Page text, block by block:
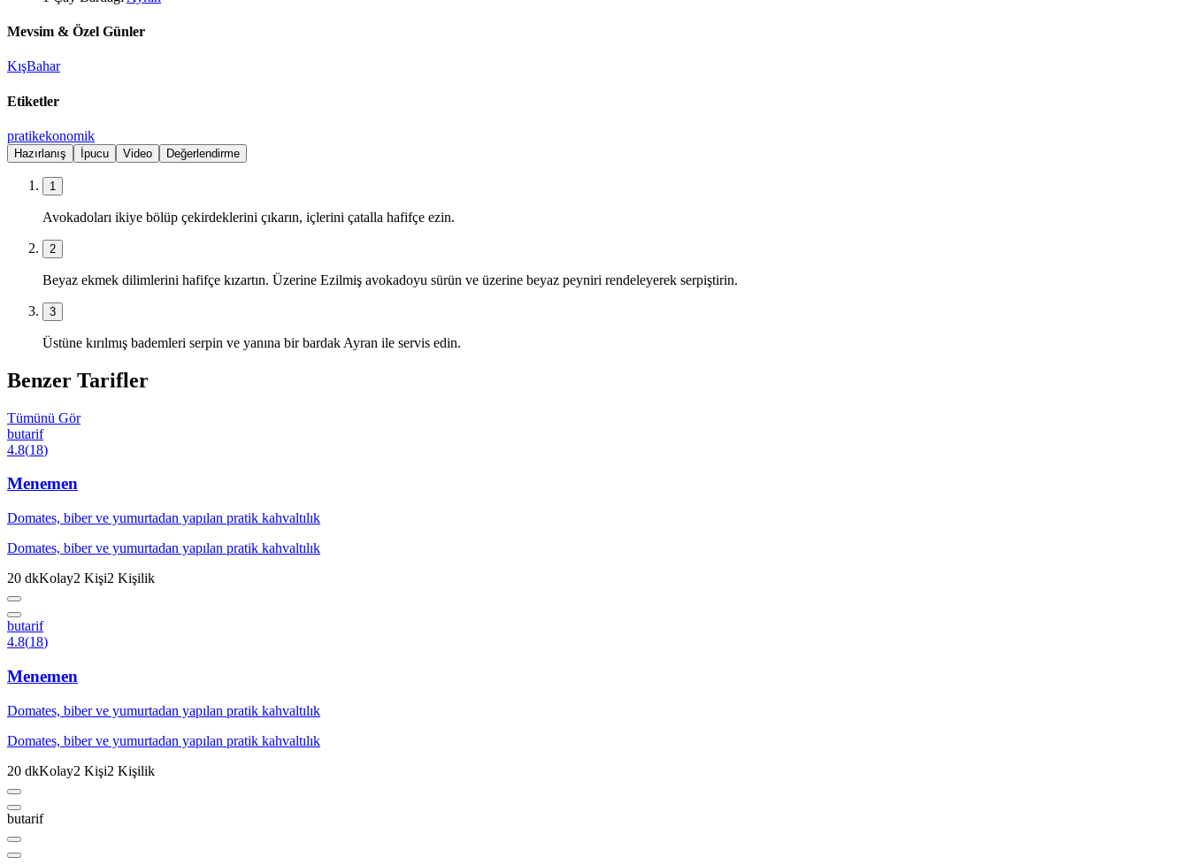
Mevsim & Özel Günler
KışBahar
Etiketler
pratikekonomik
Hazırlanış İpucu Video Değerlendirme
1
Avokadoları ikiye bölüp çekirdeklerini çıkarın, içlerini çatalla hafifçe ezin.
2
Beyaz ekmek dilimlerini hafifçe kızartın. Üzerine Ezilmiş avokadoyu sürün ve üzerine beyaz peyniri rendeleyerek serpiştirin.
3
Üstüne kırılmış bademleri serpin ve yanına bir bardak Ayran ile servis edin.
Benzer Tarifler
Tümünü Gör
butarif
4.8(18)
Menemen
Domates, biber ve yumurtadan yapılan pratik kahvaltılık
Domates, biber ve yumurtadan yapılan pratik kahvaltılık
20 dkKolay2 Kişi2 Kişilik
butarif
4.8(18)
Menemen
Domates, biber ve yumurtadan yapılan pratik kahvaltılık
Domates, biber ve yumurtadan yapılan pratik kahvaltılık
20 dkKolay2 Kişi2 Kişilik
butarif